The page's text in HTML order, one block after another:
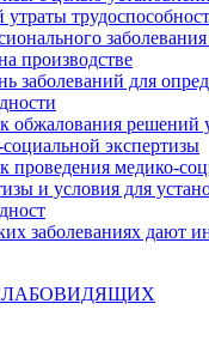
утраты
производстве
заболеваний для
обжалования решений
экспертизы
проведения медико-
и условия для
заболеваниях дают